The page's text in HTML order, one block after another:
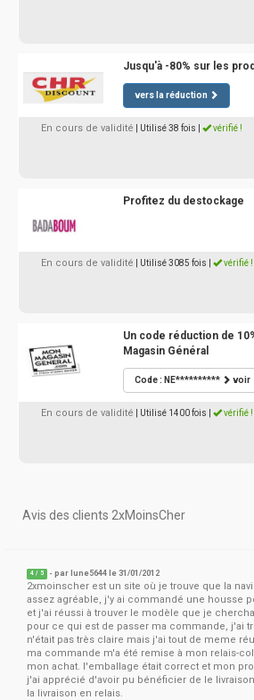
Jusqu'à -80% sur les
vers la réduction
En cours de validité | Utilisé 38 fois vérifié !
Profitez du destockage
En cours de validité | Utilisé 3085 fois vérifié !
Un code réduction de
Magasin Général
Code : NE********** voir
En cours de validité | Utilisé 1400 fois vérifié !
Avis des clients 2xMoinsCher
4 / 5 - par lune5644 le 31/01/2012
2xmoinscher est un site où je trouve que la
assez agréable, j'y ai commandé une housse
et j'ai réussi à trouver le modèle que je
pour ce qui est de passer ma commande, j'ai
n'était pas très claire mais j'ai tout de meme
ma commande m'a été remise à mon relais-
mon achat. l'emballage était correct et mon
j'ai apprécié d'avoir pu bénéficier de le
la livraison en relais.